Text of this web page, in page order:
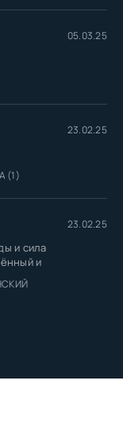
05.03.25
23.02.25
(1)
23.02.25
и сила
и